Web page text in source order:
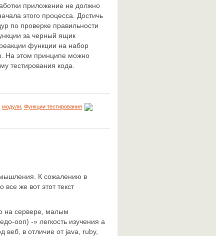
приложение не должно
этого процесса. Достичь
по проверке правильности
за черный ящик
функции на набор
На этом принципе можно
тестирования кода.
модули Функции тестирования
К сожалению в
все же вот этот текст
на сервере, малым
ооп) -» легкость изучения а
веб, в отличие от java, ruby,